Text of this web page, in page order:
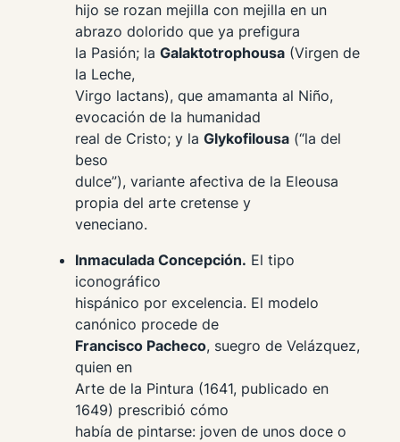
hijo se rozan mejilla con mejilla en un
abrazo dolorido que ya prefigura
la Pasión; la Galaktotrophousa(Virgen de
la Leche,
Virgo lactans), que amamanta al Niño,
evocación de la humanidad
real de Cristo; y la Glykofilousa(“la del
beso
dulce”), variante afectiva de la Eleousa
propia del arte cretense y
veneciano.
Inmaculada Concepción. El tipo
iconográfico
hispánico por excelencia. El modelo
canónico procede de
Francisco Pacheco, suegro de Velázquez,
quien en
Arte de la Pintura (1641, publicado en
1649) prescribió cómo
había de pintarse: joven de unos doce o